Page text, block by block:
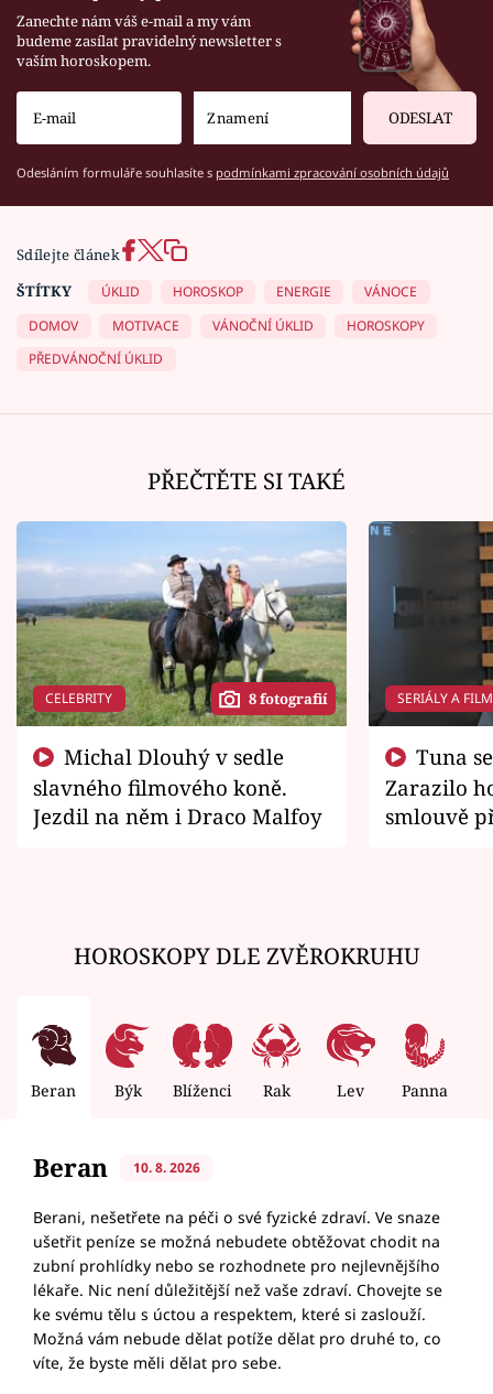
Zanechte nám váš e-mail a my vám
budeme zasílat pravidelný newsletter s
vaším horoskopem.
ODESLAT
Odesláním formuláře souhlasíte s podmínkami zpracování osobních údajů
Sdílejte článek
ŠTÍTKY
ÚKLID HOROSKOP ENERGIE
VÁNOCE
DOMOV
MOTIVACE VÁNOČNÍ ÚKLID
HOROSKOPY
PŘEDVÁNOČNÍ ÚKLID
PŘEČTĚTE SI TAKÉ
CELEBRITY 8 fotografií
slavného filmového koně.
Jezdil na něm i Draco Malfoy
SERIÁLY A
Zarazilo
smlouvě
HOROSKOPY DLE ZVĚROKRUHU
Beran Býk Blíženci Rak Lev Panna
Beran 10. 8. 2026
Berani, nešetřete na péči o své fyzické zdraví. Ve snaze
ušetřit peníze se možná nebudete obtěžovat chodit na
zubní prohlídky nebo se rozhodnete pro nejlevnějšího
lékaře. Nic není důležitější než vaše zdraví. Chovejte se
ke svému tělu s úctou a respektem, které si zaslouží.
Možná vám nebude dělat potíže dělat pro druhé to, co
víte, že byste měli dělat pro sebe.